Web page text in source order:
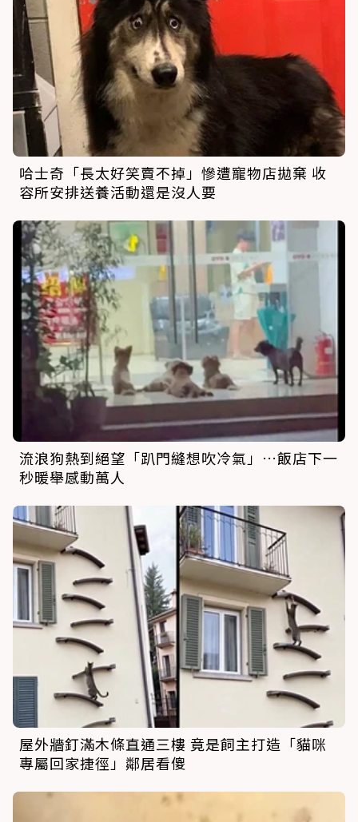
哈士奇「長太好笑賣不掉」慘遭寵物店拋棄 收
容所安排送養活動還是沒人要
流浪狗熱到絕望「趴門縫想吹冷氣」…飯店下一
秒暖舉感動萬人
屋外牆釘滿木條直通三樓 竟是飼主打造「貓咪
專屬回家捷徑」鄰居看傻